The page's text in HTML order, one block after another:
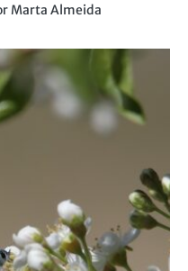
Marta Almeida